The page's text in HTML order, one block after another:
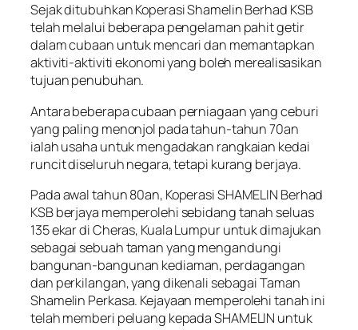
Sejak ditubuhkan Koperasi Shamelin Berhad KSB
telah melalui beberapa pengelaman pahit getir
dalam cubaan untuk mencari dan memantapkan
aktiviti-aktiviti ekonomi yang boleh merealisasikan
tujuan penubuhan.
Antara beberapa cubaan perniagaan yang ceburi
yang paling menonjol pada tahun-tahun 70an
ialah usaha untuk mengadakan rangkaian kedai
runcit diseluruh negara, tetapi kurang berjaya.
Pada awal tahun 80an, Koperasi SHAMELIN Berhad
KSB berjaya memperolehi sebidang tanah seluas
135 ekar di Cheras, Kuala Lumpur untuk dimajukan
sebagai sebuah taman yang mengandungi
bangunan-bangunan kediaman, perdagangan
dan perkilangan, yang dikenali sebagai Taman
Shamelin Perkasa. Kejayaan memperolehi tanah ini
telah memberi peluang kepada SHAMELIN untuk